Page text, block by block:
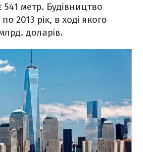
541 метр. Будівництво
2013 рік, в ході якого
доларів.